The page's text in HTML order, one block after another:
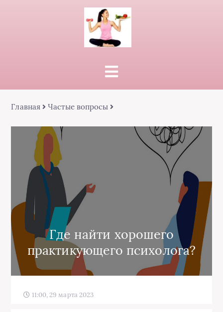
Главная Частые вопросы
Где найти хорошего
практикующего психолога?
11:00, 29 марта 2023